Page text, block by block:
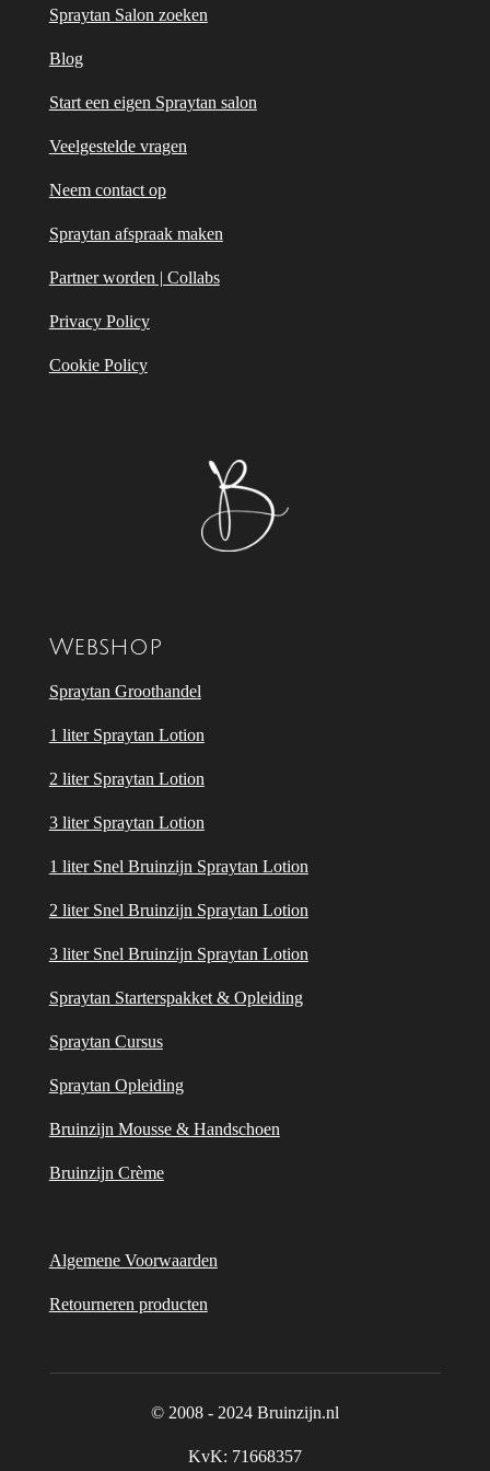
Spraytan Salon zoeken
Blog
Start een eigen Spraytan salon
Veelgestelde vragen
Neem contact op
Spraytan afspraak maken
Partner worden | Collabs
Privacy Policy
Cookie Policy
Webshop
Spraytan Groothandel
1 liter Spraytan Lotion
2 liter Spraytan Lotion
3 liter Spraytan Lotion
1 liter Snel Bruinzijn Spraytan Lotion
2 liter Snel Bruinzijn Spraytan Lotion
3 liter Snel Bruinzijn Spraytan Lotion
Spraytan Starterspakket & Opleiding
Spraytan Cursus
Spraytan Opleiding
Bruinzijn Mousse & Handschoen
Bruinzijn Crème
Algemene Voorwaarden
Retourneren producten
© 2008 - 2024 Bruinzijn.nl
KvK: 71668357